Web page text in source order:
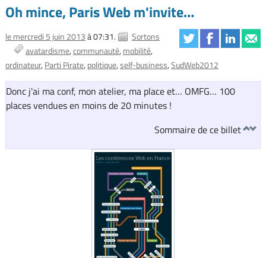
Oh mince, Paris Web m'invite…
le mercredi 5 juin 2013à 07:31.
Sortons
avatardisme communauté mobilité
ordinateur Parti Pirate politique self-business SudWeb2012
Donc j'ai ma conf, mon atelier, ma place et… OMFG… 100
places vendues en moins de 20 minutes !
Sommaire de ce billet